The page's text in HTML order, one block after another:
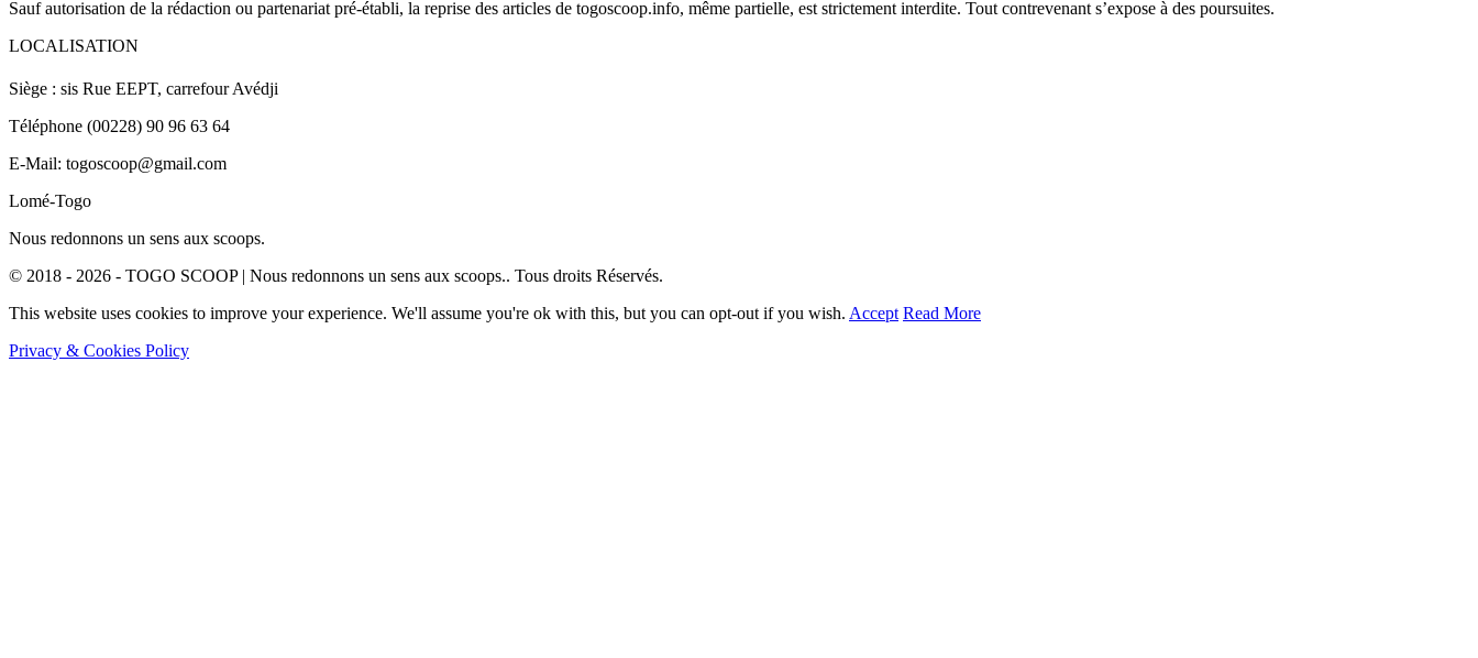
Sauf autorisation de la rédaction ou partenariat pré-établi, la reprise des articles de togoscoop.info, même partielle, est strictement interdite. Tout contrevenant s’expose à des poursuites.
LOCALISATION
Siège : sis Rue EEPT, carrefour Avédji
Téléphone (00228) 90 96 63 64
E-Mail: togoscoop@gmail.com
Lomé-Togo
Nous redonnons un sens aux scoops.
© 2018 - 2026 - TOGO SCOOP | Nous redonnons un sens aux scoops.. Tous droits Réservés.
This website uses cookies to improve your experience. We'll assume you're ok with this, but you can opt-out if you wish. Accept Read More
Privacy & Cookies Policy